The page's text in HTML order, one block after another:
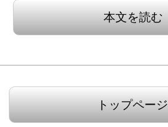
本文を読む
トップページ